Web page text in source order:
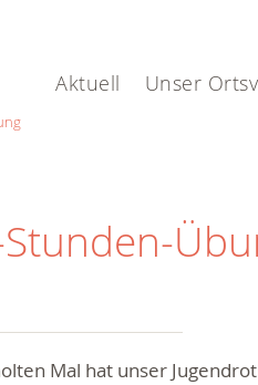
Aktuell Unser
Stunden-
Mal hat unser